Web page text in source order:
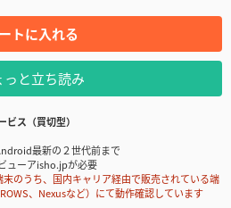
トに入れる
っと立ち読み
ス（買切型）
最新の２世代前まで
ューアisho.jpが必要
のうち、国内キャリア経由で販売されている端
、Nexusなど）にて動作確認しています